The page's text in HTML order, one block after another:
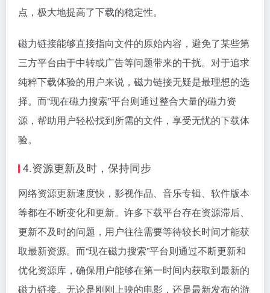
点，极大地提高了下载的稳定性。
磁力链接能够直接指向文件的原始内容，避免了某些第
三方平台由于中转或广告等问题带来的干扰。对于追求
纯粹下载体验的用户来说，磁力链接无疑是最理想的选
择。而“现在磁力搜索”平台则通过整合大量的磁力资
源，帮助用户轻松找到所需的文件，享受无忧的下载体
验。
4.资源更新及时，保持同步
网络资源更新速度快，影视作品、音乐专辑、软件版本
等都在不断变化和更新。许多下载平台存在资源滞后、
更新不及时的问题，用户往往需要等待较长时间才能获
取最新资源。而“现在磁力搜索”平台则通过不断更新和
优化资源库，确保用户能够在第一时间内获取到最新的
磁力链接。无论是刚刚上映的电影，还是最新发布的游